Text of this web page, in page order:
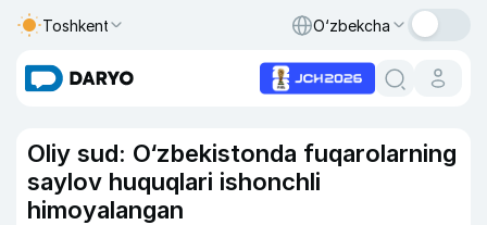
Toshkent O‘zbekcha
Oliy sud: O‘zbekistonda fuqarolarning
saylov huquqlari ishonchli
himoyalangan